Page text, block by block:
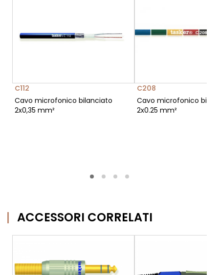
C112
Cavo microfonico bilanciato
2x0,35 mm²
C208
Cavo microfonico
2x0.25 mm²
ACCESSORI CORRELATI